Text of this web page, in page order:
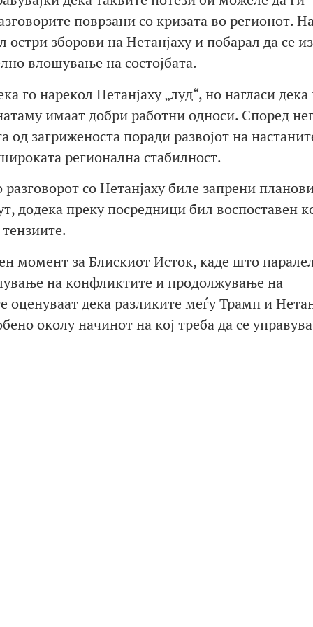
поврзани со кризата во регионот.
остри зборови на Нетанјаху и побарал да се
влошување на состојбата.
го нарекол Нетанјаху „луд“, но нагласи дека
имаат добри работни односи. Според
од загриженоста поради развојот на
регионална стабилност.
со Нетанјаху биле запрени
додека преку посредници бил воспоставен
момент за Блискиот Исток, каде што
на конфликтите и продолжување на
дека разликите меѓу Трамп и
околу начинот на кој треба да се